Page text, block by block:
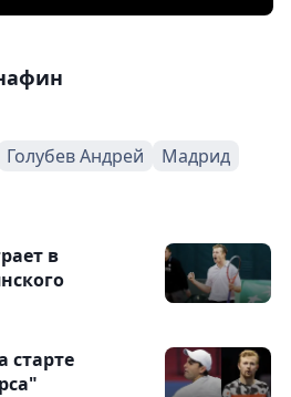
Голубев Андрей Мадрид
в
старте